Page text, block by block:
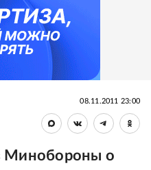
08.11.2011 23:00
Минобороны о